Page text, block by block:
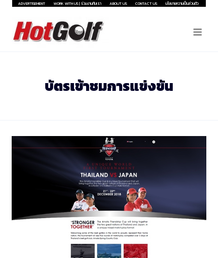
Skip
content
ADVERTISEMENT WORK WITH US | ร่วมงานกับเรา ABOUT US CONTACT US นโยบายความเป็นส่วนตัว
บัตรเข้าชมการแข่งขัน